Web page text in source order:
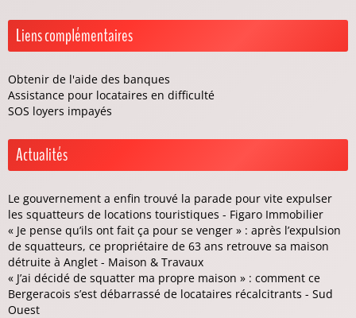
Liens complémentaires
Obtenir de l'aide des banques
Assistance pour locataires en difficulté
SOS loyers impayés
Actualités
Le gouvernement a enfin trouvé la parade pour vite expulser
les squatteurs de locations touristiques - Figaro Immobilier
« Je pense qu’ils ont fait ça pour se venger » : après l’expulsion
de squatteurs, ce propriétaire de 63 ans retrouve sa maison
détruite à Anglet - Maison & Travaux
« J’ai décidé de squatter ma propre maison » : comment ce
Bergeracois s’est débarrassé de locataires récalcitrants - Sud
Ouest